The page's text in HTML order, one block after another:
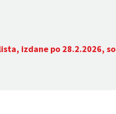
izdane po 28.2.2026, so